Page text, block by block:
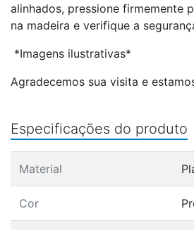
alinhados, pressione firmemente
na madeira e verifique a
*Imagens ilustrativas*
Agradecemos sua visita e
Especificações do produto
Material
Cor